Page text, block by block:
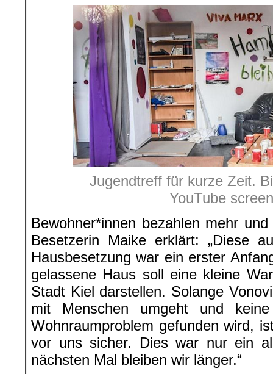
Jugendtreff für kurze Zeit.
YouTube
Bewohner*innen bezahlen mehr
Besetzerin Maike erklärt: „Diese
Hausbesetzung war ein erster
gelassene Haus soll eine kleine
Stadt Kiel darstellen. Solange
mit Menschen umgeht und
Wohnraumproblem gefunden wird,
vor uns sicher. Dies war nur ein
nächsten Mal bleiben wir länger.“